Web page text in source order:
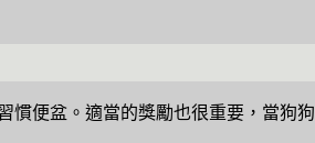
慣便盆。適當的獎勵也很重要，當狗狗